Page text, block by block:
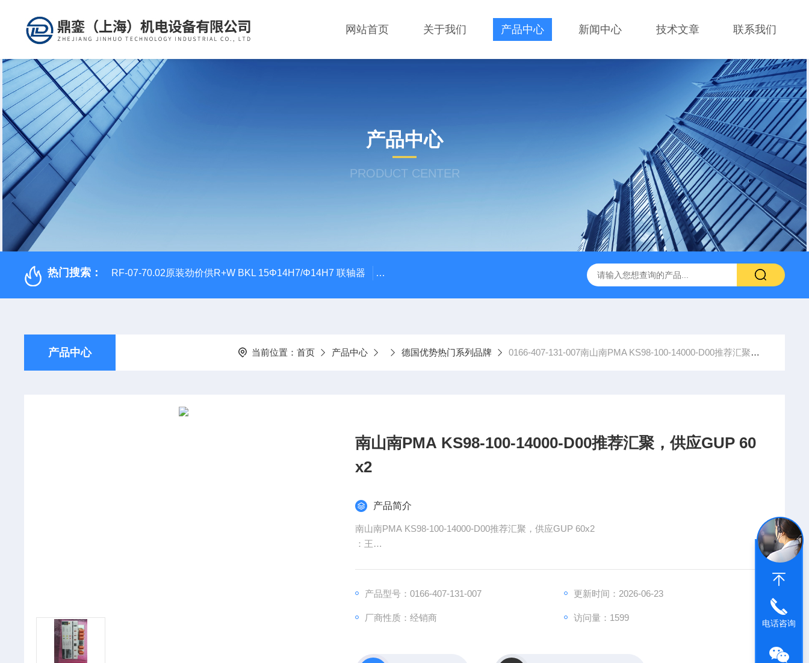
网站首页 关于我们 产品中心 新闻中心 技术文章 联系我们
产品中心
PRODUCT CENTER
热门搜索： RF-07-70.02原装劲价供R+W BKL 15Φ14H7/Φ14H7 联轴器 0184-45703-3-003原装劲价供Vogel TYP:MPS 1 ID:281875 A-NR:417291 原装供应美国Parker
产品中心 当前位置：首页 产品中心 德国优势热门系列品牌 0166-407-131-007南山南PMA KS98-100-14000-D00推荐汇聚，供应GUP 60x2
南山南PMA KS98-100-14000-D00推荐汇聚，供应GUP 60
x2
产品简介
南山南PMA KS98-100-14000-D00推荐汇聚，供应GUP 60x2
：王
：www@
产品型号：0166-407-131-007 更新时间：2026-06-23
厂商性质：经销商 访问量：1599
电话咨询